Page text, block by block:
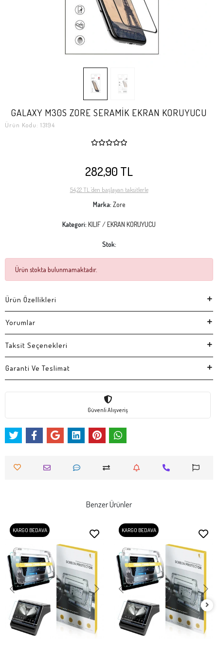
GALAXY M30S ZORE SERAMİK EKRAN KORUYUCU
Ürün Kodu: 13194
282,90 TL
54,22 TL 'den başlayan taksitlerle
Marka: Zore
Kategori: KILIF / EKRAN KORUYUCU
Stok:
Ürün stokta bulunmamaktadır.
Ürün Özellikleri
Yorumlar
Taksit Seçenekleri
Garanti Ve Teslimat
Güvenli Alışveriş
Benzer Ürünler
KARGO BEDAVA KARGO BEDAVA